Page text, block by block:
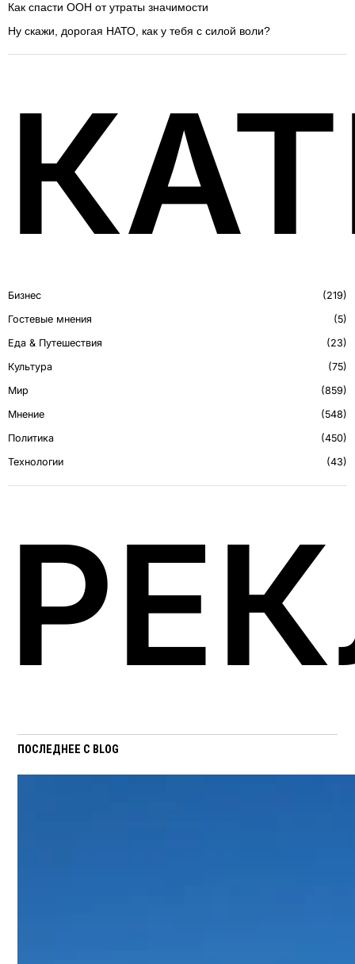
Как спасти ООН от утраты значимости
Ну скажи, дорогая НАТО, как у тебя с силой воли?
Бизнес
219
Гостевые мнения
5
Еда & Путешествия
23
Культура
75
Мир
859
Мнение
548
Политика
450
Технологии
43
ПОСЛЕДНЕЕ С BLOG